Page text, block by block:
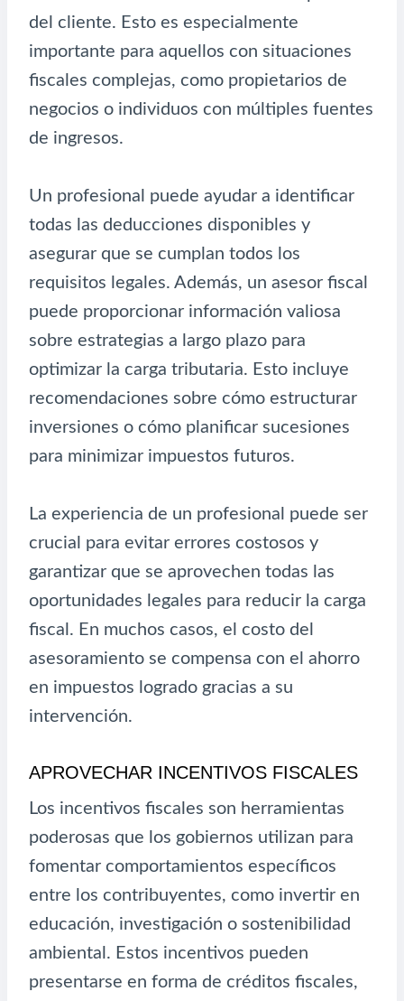
del cliente. Esto es especialmente
importante para aquellos con situaciones
fiscales complejas, como propietarios de
negocios o individuos con múltiples fuentes
de ingresos.
Un profesional puede ayudar a identificar
todas las deducciones disponibles y
asegurar que se cumplan todos los
requisitos legales. Además, un asesor fiscal
puede proporcionar información valiosa
sobre estrategias a largo plazo para
optimizar la carga tributaria. Esto incluye
recomendaciones sobre cómo estructurar
inversiones o cómo planificar sucesiones
para minimizar impuestos futuros.
La experiencia de un profesional puede ser
crucial para evitar errores costosos y
garantizar que se aprovechen todas las
oportunidades legales para reducir la carga
fiscal. En muchos casos, el costo del
asesoramiento se compensa con el ahorro
en impuestos logrado gracias a su
intervención.
APROVECHAR INCENTIVOS FISCALES
Los incentivos fiscales son herramientas
poderosas que los gobiernos utilizan para
fomentar comportamientos específicos
entre los contribuyentes, como invertir en
educación, investigación o sostenibilidad
ambiental. Estos incentivos pueden
presentarse en forma de créditos fiscales,